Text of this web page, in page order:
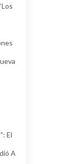
El
A